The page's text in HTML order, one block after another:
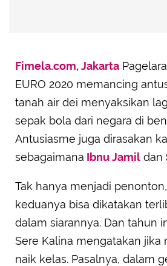
Fimela.com, Jakarta
EURO 2020 memancing
tanah air dei menyaksikan
sepak bola dari negara di
Antusiasme juga dirasakan
sebagaimana Ibnu Jamil dan
Tak hanya menjadi
keduanya bisa dikatakan
dalam siarannya. Dan tahun
Sere Kalina mengatakan jika
naik kelas. Pasalnya, dalam